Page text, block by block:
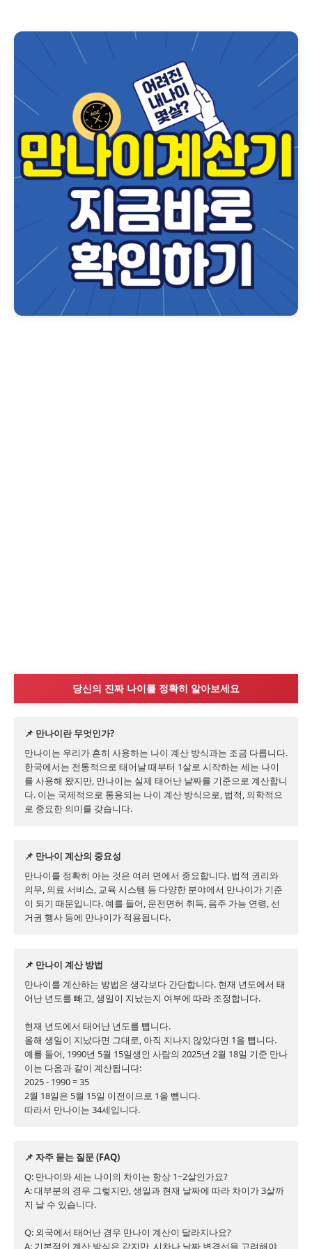
당신의 진짜 나이를 정확히 알아보세요
📌 만나이란 무엇인가?
만나이는 우리가 흔히 사용하는 나이 계산 방식과는 조금 다릅니다.
한국에서는 전통적으로 태어날 때부터 1살로 시작하는 세는 나이
를 사용해 왔지만, 만나이는 실제 태어난 날짜를 기준으로 계산합니
다. 이는 국제적으로 통용되는 나이 계산 방식으로, 법적, 의학적으
로 중요한 의미를 갖습니다.
📌 만나이 계산의 중요성
만나이를 정확히 아는 것은 여러 면에서 중요합니다. 법적 권리와
의무, 의료 서비스, 교육 시스템 등 다양한 분야에서 만나이가 기준
이 되기 때문입니다. 예를 들어, 운전면허 취득, 음주 가능 연령, 선
거권 행사 등에 만나이가 적용됩니다.
📌 만나이 계산 방법
만나이를 계산하는 방법은 생각보다 간단합니다. 현재 년도에서 태
어난 년도를 빼고, 생일이 지났는지 여부에 따라 조정합니다.
현재 년도에서 태어난 년도를 뺍니다.
올해 생일이 지났다면 그대로, 아직 지나지 않았다면 1을 뺍니다.
예를 들어, 1990년 5월 15일생인 사람의 2025년 2월 18일 기준 만나
이는 다음과 같이 계산됩니다:
2025 - 1990 = 35
2월 18일은 5월 15일 이전이므로 1을 뺍니다.
따라서 만나이는 34세입니다.
📌 자주 묻는 질문 (FAQ)
Q: 만나이와 세는 나이의 차이는 항상 1~2살인가요?
A: 대부분의 경우 그렇지만, 생일과 현재 날짜에 따라 차이가 3살까
지 날 수 있습니다.
Q: 외국에서 태어난 경우 만나이 계산이 달라지나요?
A: 기본적인 계산 방식은 같지만, 시차나 날짜 변경선을 고려해야